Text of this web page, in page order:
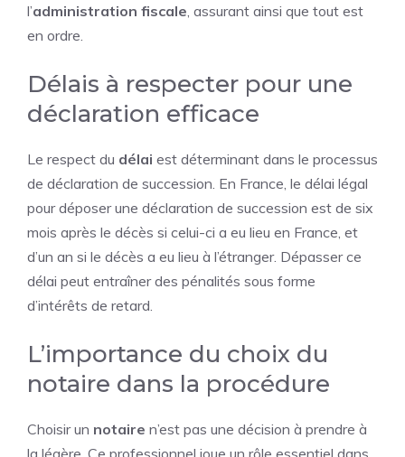
l’administration fiscale , assurant ainsi que tout est
en ordre.
Délais à respecter pour une
déclaration efficace
Le respect du délai est déterminant dans le processus
de déclaration de succession. En France, le délai légal
pour déposer une déclaration de succession est de six
mois après le décès si celui-ci a eu lieu en France, et
d’un an si le décès a eu lieu à l’étranger. Dépasser ce
délai peut entraîner des pénalités sous forme
d’intérêts de retard.
L’importance du choix du
notaire dans la procédure
Choisir un notaire n’est pas une décision à prendre à
la légère. Ce professionnel joue un rôle essentiel dans